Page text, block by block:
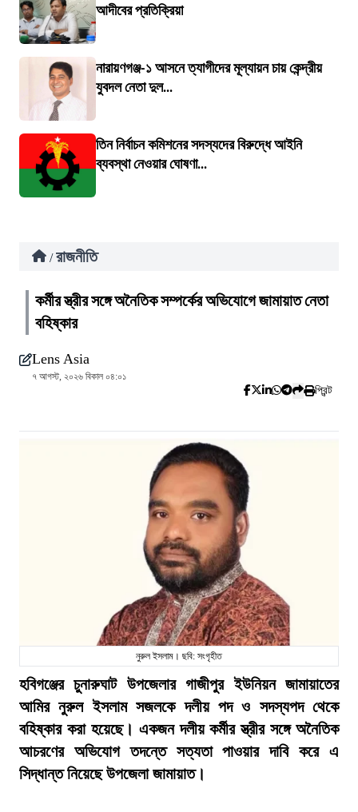
আদীবের প্রতিক্রিয়া
নারায়ণগঞ্জ-১ আসনে ত্যাগীদের মূল্যায়ন চায় কেন্দ্রীয়
যুবদল নেতা দুল...
তিন নির্বাচন কমিশনের সদস্যদের বিরুদ্ধে আইনি
ব্যবস্থা নেওয়ার ঘোষণা...
/ রাজনীতি
কর্মীর স্ত্রীর সঙ্গে অনৈতিক সম্পর্কের অভিযোগে জামায়াত নেতা
বহিষ্কার
Lens Asia
৭ আগস্ট, ২০২৬ বিকাল ০৪:০১
প্রিন্ট
নুরুল ইসলাম। ছবি: সংগৃহীত
হবিগঞ্জের চুনারুঘাট উপজেলার গাজীপুর ইউনিয়ন জামায়াতের
আমির নুরুল ইসলাম সজলকে দলীয় পদ ও সদস্যপদ থেকে
বহিষ্কার করা হয়েছে। একজন দলীয় কর্মীর স্ত্রীর সঙ্গে অনৈতিক
আচরণের অভিযোগ তদন্তে সত্যতা পাওয়ার দাবি করে এ
সিদ্ধান্ত নিয়েছে উপজেলা জামায়াত।